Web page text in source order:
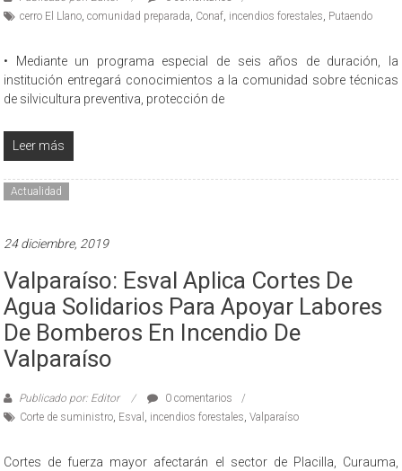
cerro El Llano ,comunidad preparada Conaf incendios forestales Putaendo
• Mediante un programa especial de seis años de duración, la
institución entregará conocimientos a la comunidad sobre técnicas
de silvicultura preventiva, protección de
Leer más
Actualidad
24 diciembre, 2019
Valparaíso: Esval Aplica Cortes De
Agua Solidarios Para Apoyar Labores
De Bomberos En Incendio De
Valparaíso
Publicado por: Editor
0 comentarios
Corte de suministro Esval incendios forestales ,Valparaíso
Cortes de fuerza mayor afectarán el sector de Placilla, Curauma,